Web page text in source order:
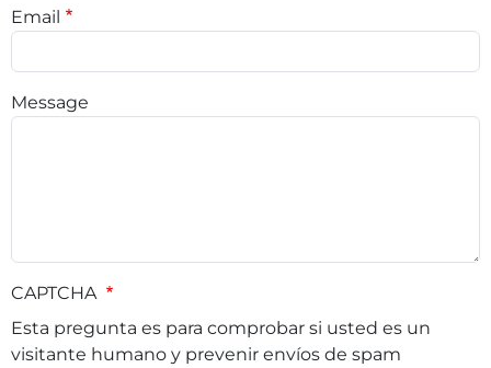
Email
Message
CAPTCHA
Esta pregunta es para comprobar si usted es un
visitante humano y prevenir envíos de spam